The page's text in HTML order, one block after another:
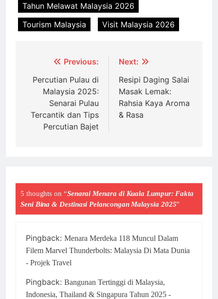
Tahun Melawat Malaysia 2026
Tourism Malaysia
Visit Malaysia 2026
navigation
Previous:
Percutian Pulau di
Malaysia 2025:
Senarai Pulau
Tercantik dan Tips
Percutian Bajet
Next:
Resipi Daging Salai
Masak Lemak:
Rahsia Kaya Aroma
& Rasa
5 thoughts on “Senarai Menara di Kuala Lumpur: Fakta
Seni Bina & Destinasi Pelancongan Malaysia 2025”
Pingback: Menara Merdeka 118 Muncul Dalam
Filem Marvel Thunderbolts: Malaysia Di Mata Dunia
- Projek Travel
Pingback: Bangunan Tertinggi di Malaysia,
Indonesia, Thailand & Singapura Tahun 2025 -